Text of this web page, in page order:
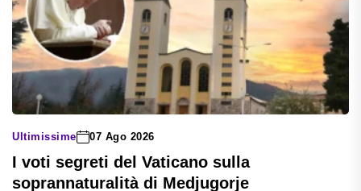
Ultimissime 07 Ago 2026
I voti segreti del Vaticano sulla
soprannaturalità di Medjugorje